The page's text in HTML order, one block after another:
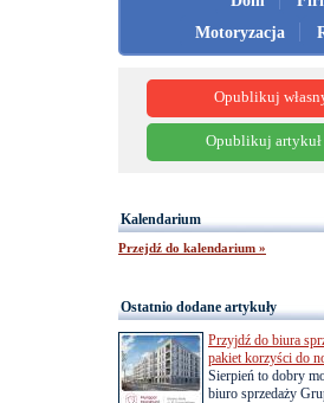
Motoryzacja
Opublikuj
Opublikuj
Kalendarium
Przejdź do kalendarium »
Ostatnio dodane artykuły
Przyjdź do biura
pakiet korzyści do
Sierpień to dobry
biuro sprzedaży